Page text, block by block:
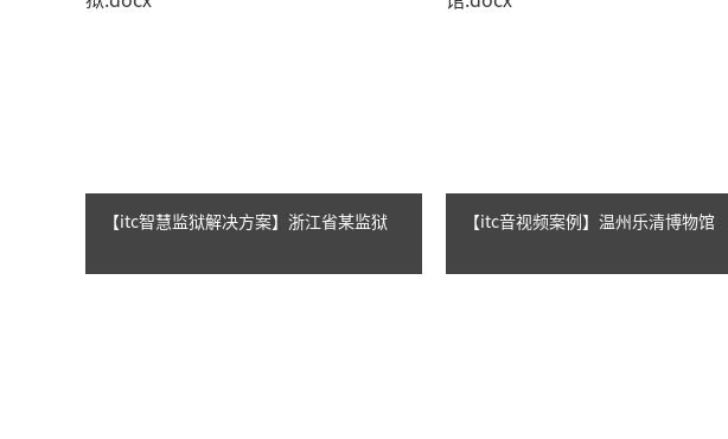
【itc智慧监狱解决方案】浙江省某监狱 【itc音视频案例】温州乐清博物馆